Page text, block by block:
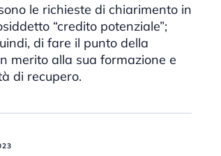
le richieste di chiarimento in
“credito potenziale”;
di fare il punto della
merito alla sua formazione e
di recupero.